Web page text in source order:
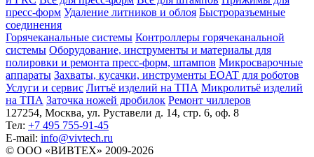
пресс-форм Удаление литников и облоя Быстроразъемные
соединения
Горячеканальные системы Контроллеры горячеканальной
системы Оборудование, инструменты и материалы для
полировки и ремонта пресс-форм, штампов Микросварочные
аппараты Захваты, кусачки, инструменты EOAT для роботов
Услуги и сервис Литъё изделий на ТПА Микролитьё изделий
на ТПА Заточка ножей дробилок Ремонт чиллеров
127254, Москва, ул. Руставели д. 14, стр. 6, оф. 8
Тел: +7 495 755-91-45
Е-mail: info@vivtech.ru
© ООО «ВИВТЕХ» 2009-2026